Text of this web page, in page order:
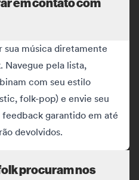
sua música diretamente
Navegue pela lista,
com seu estilo
folk-pop) e envie seu
garantido em até
devolvidos.
procuram nos